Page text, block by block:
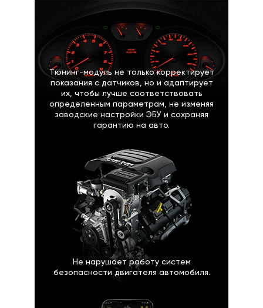
Тюнинг-модуль не только корректирует
показания с датчиков, но и адаптирует
их, чтобы лучше соответствовать
определенным параметрам, не изменяя
заводские настройки ЭБУ и сохраняя
гарантию на авто.
Не нарушает работу систем
безопасности двигателя автомобиля.